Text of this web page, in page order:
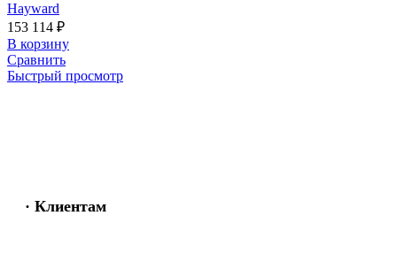
Hayward
153 114 ₽
В корзину
Сравнить
Быстрый просмотр
· Клиентам